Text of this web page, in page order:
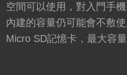
空間可以使用，對入門手
內建的容量仍可能會不敷
Micro SD記憶卡，最大容量